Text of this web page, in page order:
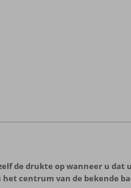
de drukte op wanneer u
centrum van de bekende